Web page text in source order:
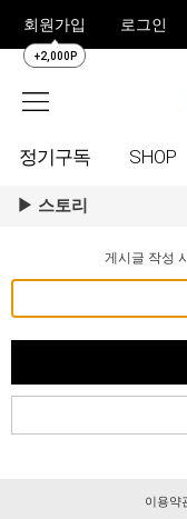
회원가입
+2,000P
로그인
정기구독 SHOP
스토리
게시글 작성
이용약